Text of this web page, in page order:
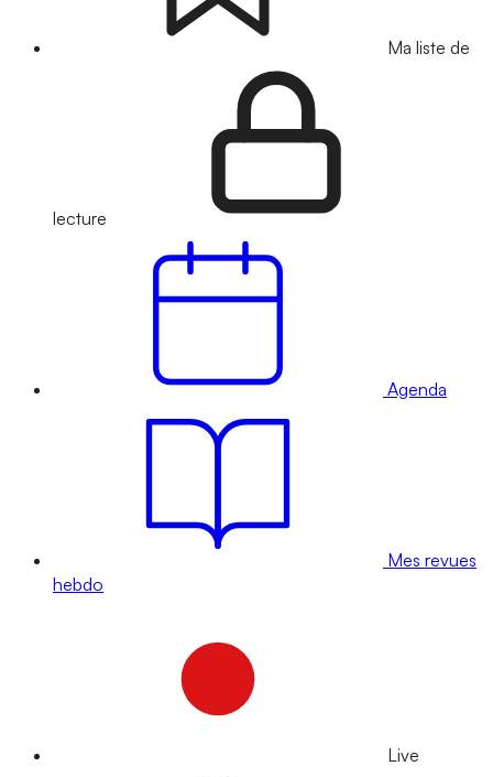
Ma liste de
lecture
Agenda
Mes revues
hebdo
Live